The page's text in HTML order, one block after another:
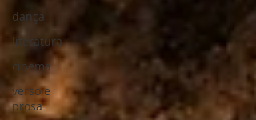
dança
literatura
cinema
verso e
prosa